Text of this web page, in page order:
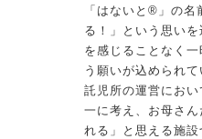
「はないと®」の
る！」という思い
を感じることなく
う願いが込められて
託児所の運営にお
一に考え、お母さ
れる」と思える施設